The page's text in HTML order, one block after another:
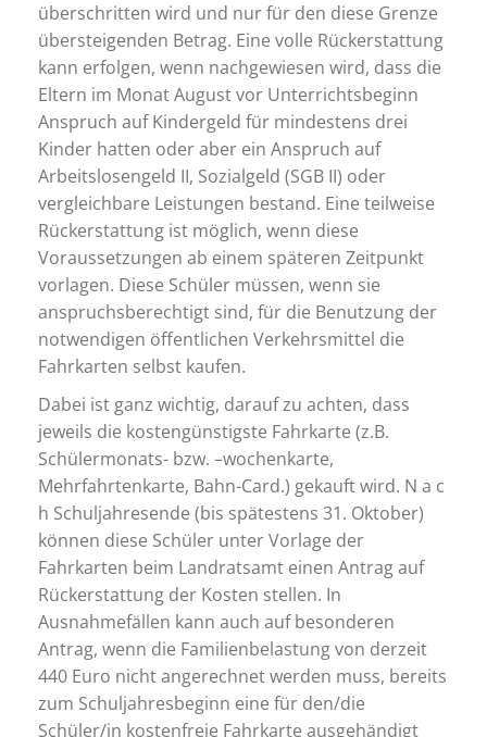
überschritten wird und nur für den diese Grenze
übersteigenden Betrag. Eine volle Rückerstattung
kann erfolgen, wenn nachgewiesen wird, dass die
Eltern im Monat August vor Unterrichtsbeginn
Anspruch auf Kindergeld für mindestens drei
Kinder hatten oder aber ein Anspruch auf
Arbeitslosengeld II, Sozialgeld (SGB II) oder
vergleichbare Leistungen bestand. Eine teilweise
Rückerstattung ist möglich, wenn diese
Voraussetzungen ab einem späteren Zeitpunkt
vorlagen. Diese Schüler müssen, wenn sie
anspruchsberechtigt sind, für die Benutzung der
notwendigen öffentlichen Verkehrsmittel die
Fahrkarten selbst kaufen.
Dabei ist ganz wichtig, darauf zu achten, dass
jeweils die kostengünstigste Fahrkarte (z.B.
Schülermonats- bzw. –wochenkarte,
Mehrfahrtenkarte, Bahn-Card.) gekauft wird. N a c
h Schuljahresende (bis spätestens 31. Oktober)
können diese Schüler unter Vorlage der
Fahrkarten beim Landratsamt einen Antrag auf
Rückerstattung der Kosten stellen. In
Ausnahmefällen kann auch auf besonderen
Antrag, wenn die Familienbelastung von derzeit
440 Euro nicht angerechnet werden muss, bereits
zum Schuljahresbeginn eine für den/die
Schüler/in kostenfreie Fahrkarte ausgehändigt